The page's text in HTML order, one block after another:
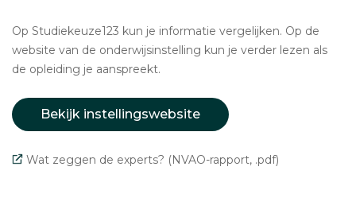
Op Studiekeuze123 kun je informatie vergelijken. Op de
website van de onderwijsinstelling kun je verder lezen als
de opleiding je aanspreekt.
Bekijk instellingswebsite
Wat zeggen de experts? (NVAO-rapport, .pdf)